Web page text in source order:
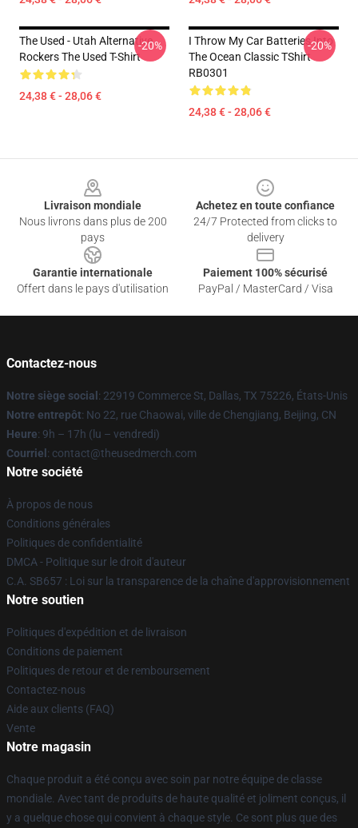
The Used - Utah Alternative
Rockers The Used T-Shirt
24,38 € - 28,06 €
-20%
I Throw My Car Batteries Into
The Ocean Classic TShirt
RB0301
24,38 € - 28,06 €
-20%
Livraison mondiale
Nous livrons dans plus de 200
pays
Achetez en toute confiance
24/7 Protected from clicks to
delivery
Garantie internationale
Offert dans le pays d'utilisation
Paiement 100% sécurisé
PayPal / MasterCard / Visa
Contactez-nous
Notre siège social : 22919 Commerce St, Dallas, TX 75226, États-Unis
Notre entrepôt: No 22, rue Chaowai, ville de Chengjiang, Beijing, CN
Heure: 9h – 17h (lu – vendredi)
Courriel : contact@theusedmerch.com
Notre société
À propos de nous
Conditions générales
Politiques de confidentialité
DMCA - Politique sur le droit d'auteur
C.A. SB657 : Loi sur la transparence de la chaîne d'approvisionnement
Notre soutien
Politiques d'expédition et de livraison
Conditions de paiement
Politiques de retour et de remboursement
Contactez-nous
Aide aux clients (FAQ)
Vente
Notre magasin
Chaque produit a été conçu avec soin par notre équipe de classe
mondiale. Avec tant de produits de haute qualité et joliment conçus, il
y a quelque chose qui convient à chaque style. Ce sont plus que des